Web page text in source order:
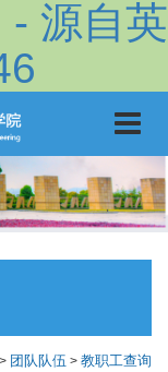
- 源自英
> 团队队伍 > 教职工查询